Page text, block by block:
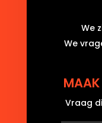
We
We
MAAK
Vraag